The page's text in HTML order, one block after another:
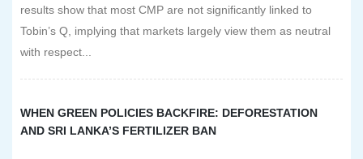
results show that most CMP are not significantly linked to
Tobin’s Q, implying that markets largely view them as neutral
with respect...
WHEN GREEN POLICIES BACKFIRE: DEFORESTATION
AND SRI LANKA’S FERTILIZER BAN